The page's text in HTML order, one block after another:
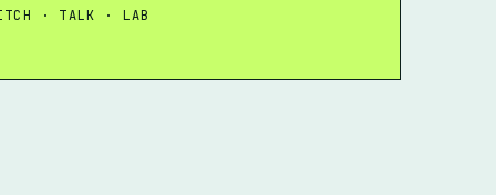
· TALK · LAB